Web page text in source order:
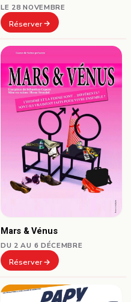
LE 28 NOVEMBRE
Réserver
Mars & Vénus
DU 2 AU 6 DÉCEMBRE
Réserver